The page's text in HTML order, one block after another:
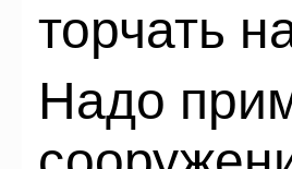
торчать
Надо